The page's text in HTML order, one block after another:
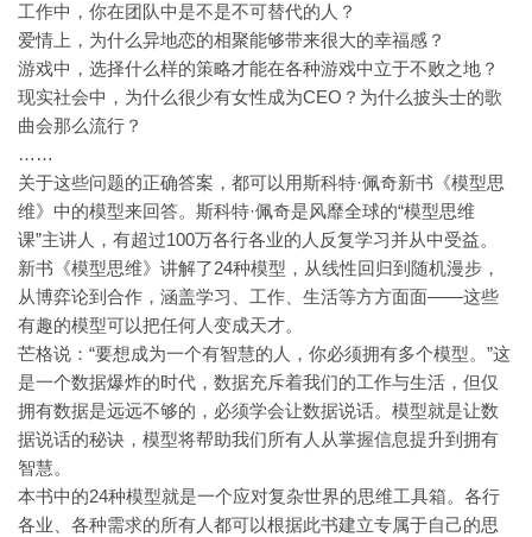
工作中，你在团队中是不是不可替代的人？
爱情上，为什么异地恋的相聚能够带来很大的幸福感？
游戏中，选择什么样的策略才能在各种游戏中立于不败之地？
现实社会中，为什么很少有女性成为CEO？为什么披头士的歌
曲会那么流行？
……
关于这些问题的正确答案，都可以用斯科特·佩奇新书《模型思
维》中的模型来回答。斯科特·佩奇是风靡全球的“模型思维
课”主讲人，有超过100万各行各业的人反复学习并从中受益。
新书《模型思维》讲解了24种模型，从线性回归到随机漫步，
从博弈论到合作，涵盖学习、工作、生活等方方面面——这些
有趣的模型可以把任何人变成天才。
芒格说：“要想成为一个有智慧的人，你必须拥有多个模型。”这
是一个数据爆炸的时代，数据充斥着我们的工作与生活，但仅
拥有数据是远远不够的，必须学会让数据说话。模型就是让数
据说话的秘诀，模型将帮助我们所有人从掌握信息提升到拥有
智慧。
本书中的24种模型就是一个应对复杂世界的思维工具箱。各行
各业、各种需求的所有人都可以根据此书建立专属于自己的思